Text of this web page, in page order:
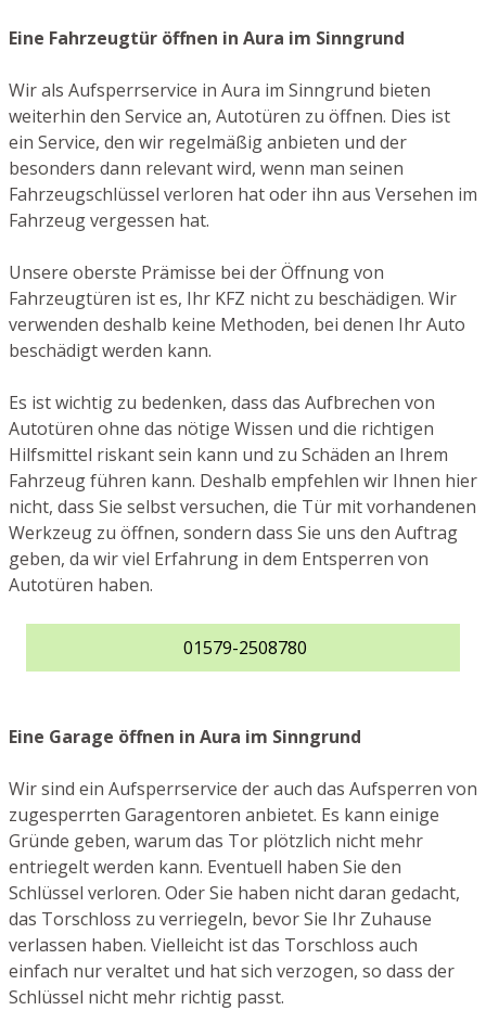
Eine Fahrzeugtür öffnen in Aura im Sinngrund
Wir als Aufsperrservice in Aura im Sinngrund bieten
weiterhin den Service an, Autotüren zu öffnen. Dies ist
ein Service, den wir regelmäßig anbieten und der
besonders dann relevant wird, wenn man seinen
Fahrzeugschlüssel verloren hat oder ihn aus Versehen im
Fahrzeug vergessen hat.
Unsere oberste Prämisse bei der Öffnung von
Fahrzeugtüren ist es, Ihr KFZ nicht zu beschädigen. Wir
verwenden deshalb keine Methoden, bei denen Ihr Auto
beschädigt werden kann.
Es ist wichtig zu bedenken, dass das Aufbrechen von
Autotüren ohne das nötige Wissen und die richtigen
Hilfsmittel riskant sein kann und zu Schäden an Ihrem
Fahrzeug führen kann. Deshalb empfehlen wir Ihnen hier
nicht, dass Sie selbst versuchen, die Tür mit vorhandenen
Werkzeug zu öffnen, sondern dass Sie uns den Auftrag
geben, da wir viel Erfahrung in dem Entsperren von
Autotüren haben.
01579-2508780
Eine Garage öffnen in Aura im Sinngrund
Wir sind ein Aufsperrservice der auch das Aufsperren von
zugesperrten Garagentoren anbietet. Es kann einige
Gründe geben, warum das Tor plötzlich nicht mehr
entriegelt werden kann. Eventuell haben Sie den
Schlüssel verloren. Oder Sie haben nicht daran gedacht,
das Torschloss zu verriegeln, bevor Sie Ihr Zuhause
verlassen haben. Vielleicht ist das Torschloss auch
einfach nur veraltet und hat sich verzogen, so dass der
Schlüssel nicht mehr richtig passt.